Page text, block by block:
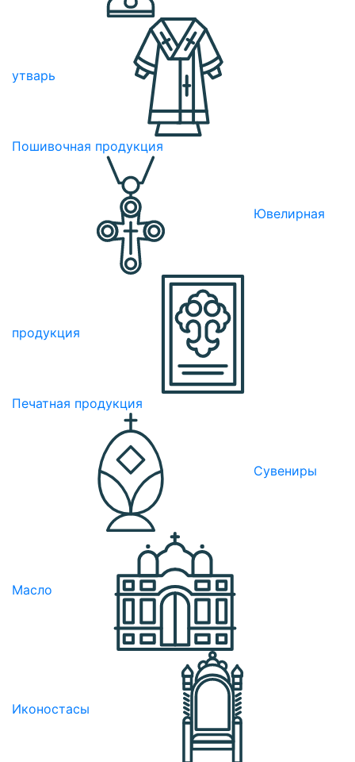
утварь
Пошивочная продукция
Ювелирная
продукция
Печатная продукция
Сувениры
Масло
Иконостасы